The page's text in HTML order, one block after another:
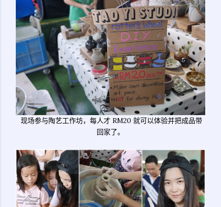
现场参与陶艺工作坊，每人才 RM20 就可以体验并把成品带
回家了。